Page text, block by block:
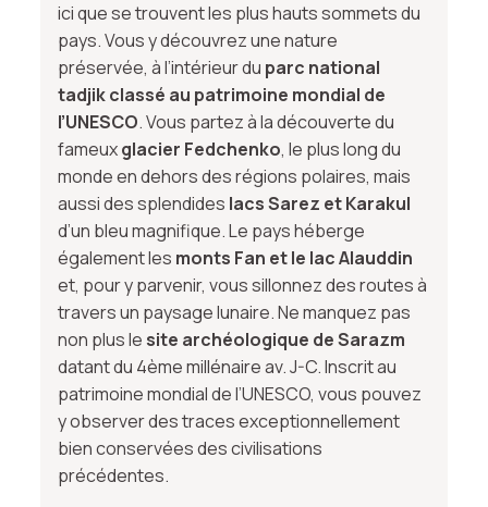
ici que se trouvent les plus hauts sommets du
pays. Vous y découvrez une nature
préservée, à l’intérieur du parc national
tadjik classé au patrimoine mondial de
l’UNESCO. Vous partez à la découverte du
fameuxglacier Fedchenko, le plus long du
monde en dehors des régions polaires, mais
aussi des splendides lacs Sarez et Karakul
d’un bleu magnifique. Le pays héberge
également les monts Fan et le lac Alauddin
et, pour y parvenir, vous sillonnez des routes à
travers un paysage lunaire. Ne manquez pas
non plus le site archéologique de Sarazm
datant du 4ème millénaire av. J-C. Inscrit au
patrimoine mondial de l’UNESCO, vous pouvez
y observer des traces exceptionnellement
bien conservées des civilisations
précédentes.